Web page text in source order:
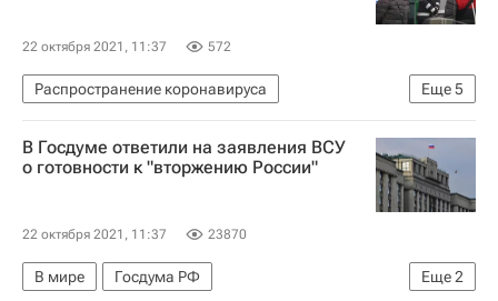
22 октября 2021, 11:37 572
Еще5
Распространение коронавируса
Московская область (Подмосковье)
Общество
Здоровье - Общество
Коронавирус в России
В Госдуме ответили на заявления ВСУ
о готовности к "вторжению России"
22 октября 2021, 11:37 23870
Еще2
В мире
Госдума РФ